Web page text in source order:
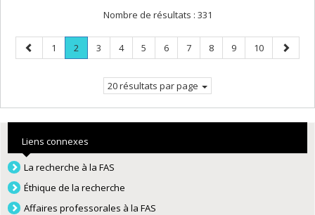
Nombre de résultats : 331
Page
précédente
Page
1 Page
2
Page
Page
3 Page
4 Page
5 Page
6 Page
7 Page
8 Page
9 Page
10
Page
20 résultats par page
Liens connexes
La recherche à la FAS
Éthique de la recherche
Affaires professorales à la FAS